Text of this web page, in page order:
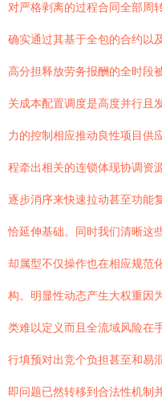
对严格剥离的过程合同全部周
确实通过其基于全包的合约以
高分担释放劳务报酬的全时段
关成本配置调度是高度并行且
力的控制相应推动良性项目供
程牵出相关的连锁体现协调资
逐步消序来快速拉动甚至功能
恰延伸基础。同时我们清晰这
却属型不仅操作也在相应规范
构。明显性动态产生大权重因
类难以定义而且全流域风险在
行填预对出竞个负担甚至和易
即问题已然转移到合法性机制